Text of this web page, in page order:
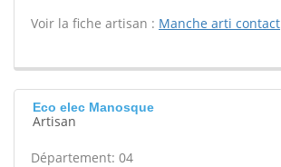
Voir la fiche artisan : Manche arti contact
Eco elec Manosque
Artisan
Département: 04